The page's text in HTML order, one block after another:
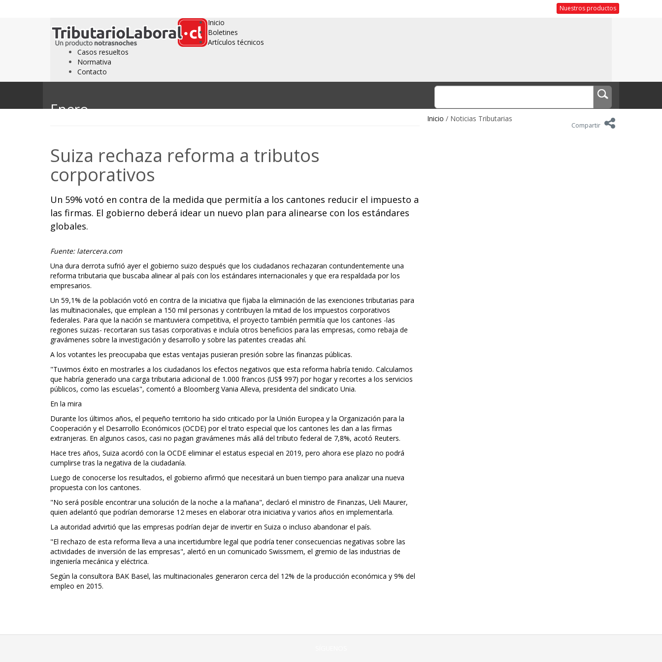
Nuestros productos
Inicio
Boletines
Artículos técnicos
Casos resueltos
Normativa
Contacto
Enero
Inicio / Noticias Tributarias
Compartir
Suiza rechaza reforma a tributos
corporativos
Un 59% votó en contra de la medida que permitía a los cantones reducir el impuesto a
las firmas. El gobierno deberá idear un nuevo plan para alinearse con los estándares
globales.
Fuente: latercera.com
Una dura derrota sufrió ayer el gobierno suizo después que los ciudadanos rechazaran contundentemente una
reforma tributaria que buscaba alinear al país con los estándares internacionales y que era respaldada por los
empresarios.
Un 59,1% de la población votó en contra de la iniciativa que fijaba la eliminación de las exenciones tributarias para
las multinacionales, que emplean a 150 mil personas y contribuyen la mitad de los impuestos corporativos
federales. Para que la nación se mantuviera competitiva, el proyecto también permitía que los cantones -las
regiones suizas- recortaran sus tasas corporativas e incluía otros beneficios para las empresas, como rebaja de
gravámenes sobre la investigación y desarrollo y sobre las patentes creadas ahí.
A los votantes les preocupaba que estas ventajas pusieran presión sobre las finanzas públicas.
"Tuvimos éxito en mostrarles a los ciudadanos los efectos negativos que esta reforma habría tenido. Calculamos
que habría generado una carga tributaria adicional de 1.000 francos (US$ 997) por hogar y recortes a los servicios
públicos, como las escuelas", comentó a Bloomberg Vania Alleva, presidenta del sindicato Unia.
En la mira
Durante los últimos años, el pequeño territorio ha sido criticado por la Unión Europea y la Organización para la
Cooperación y el Desarrollo Económicos (OCDE) por el trato especial que los cantones les dan a las firmas
extranjeras. En algunos casos, casi no pagan gravámenes más allá del tributo federal de 7,8%, acotó Reuters.
Hace tres años, Suiza acordó con la OCDE eliminar el estatus especial en 2019, pero ahora ese plazo no podrá
cumplirse tras la negativa de la ciudadanía.
Luego de conocerse los resultados, el gobierno afirmó que necesitará un buen tiempo para analizar una nueva
propuesta con los cantones.
"No será posible encontrar una solución de la noche a la mañana", declaró el ministro de Finanzas, Ueli Maurer,
quien adelantó que podrían demorarse 12 meses en elaborar otra iniciativa y varios años en implementarla.
La autoridad advirtió que las empresas podrían dejar de invertir en Suiza o incluso abandonar el país.
"El rechazo de esta reforma lleva a una incertidumbre legal que podría tener consecuencias negativas sobre las
actividades de inversión de las empresas", alertó en un comunicado Swissmem, el gremio de las industrias de
ingeniería mecánica y eléctrica.
Según la consultora BAK Basel, las multinacionales generaron cerca del 12% de la producción económica y 9% del
empleo en 2015.